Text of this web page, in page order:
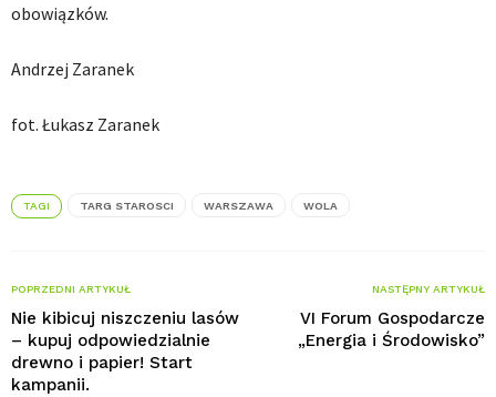
obowiązków.
Andrzej Zaranek
fot. Łukasz Zaranek
TAGI TARG STAROSCI WARSZAWA WOLA
POPRZEDNI ARTYKUŁ
Nie kibicuj niszczeniu lasów
– kupuj odpowiedzialnie
drewno i papier! Start
kampanii.
NASTĘPNY ARTYKUŁ
VI Forum Gospodarcze
„Energia i Środowisko”